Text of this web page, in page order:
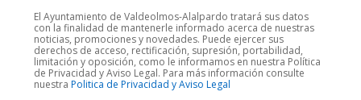
El Ayuntamiento de Valdeolmos-Alalpardo tratará sus datos
con la finalidad de mantenerle informado acerca de nuestras
noticias, promociones y novedades. Puede ejercer sus
derechos de acceso, rectificación, supresión, portabilidad,
limitación y oposición, como le informamos en nuestra Política
de Privacidad y Aviso Legal. Para más información consulte
nuestra Politica de Privacidad y Aviso Legal